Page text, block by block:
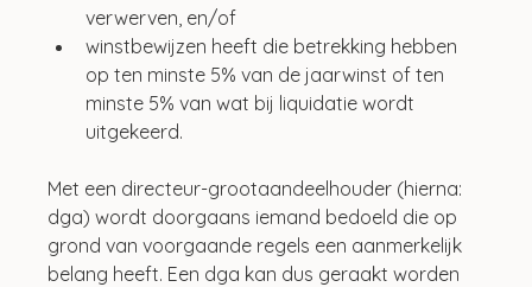
verwerven, en/of
winstbewijzen heeft die betrekking hebben
op ten minste 5% van de jaarwinst of ten
minste 5% van wat bij liquidatie wordt
uitgekeerd.
Met een directeur-grootaandeelhouder (hierna:
dga) wordt doorgaans iemand bedoeld die op
grond van voorgaande regels een aanmerkelijk
belang heeft. Een dga kan dus geraakt worden